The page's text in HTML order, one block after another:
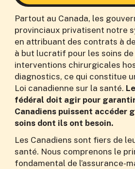
Partout au Canada, les
provinciaux privatisent notre
en attribuant des contrats à
à but lucratif pour les soins
interventions chirurgicales
diagnostics, ce qui constitue
Loi canadienne sur la santé.
fédéral doit agir pour
Canadiens puissent accéder
soins dont ils ont besoin.
Les Canadiens sont fiers de
santé. Nous comprenons le
fondamental de l’assurance-